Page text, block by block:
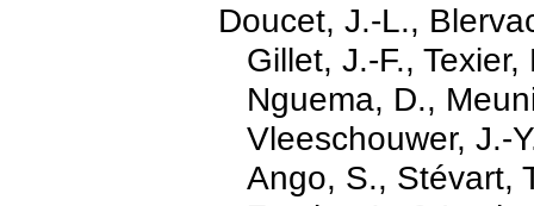
Doucet, J.-L.,
Gillet, J.-F.,
Nguema, D.,
Vleeschouwer, J.-
Ango, S., Stévart,